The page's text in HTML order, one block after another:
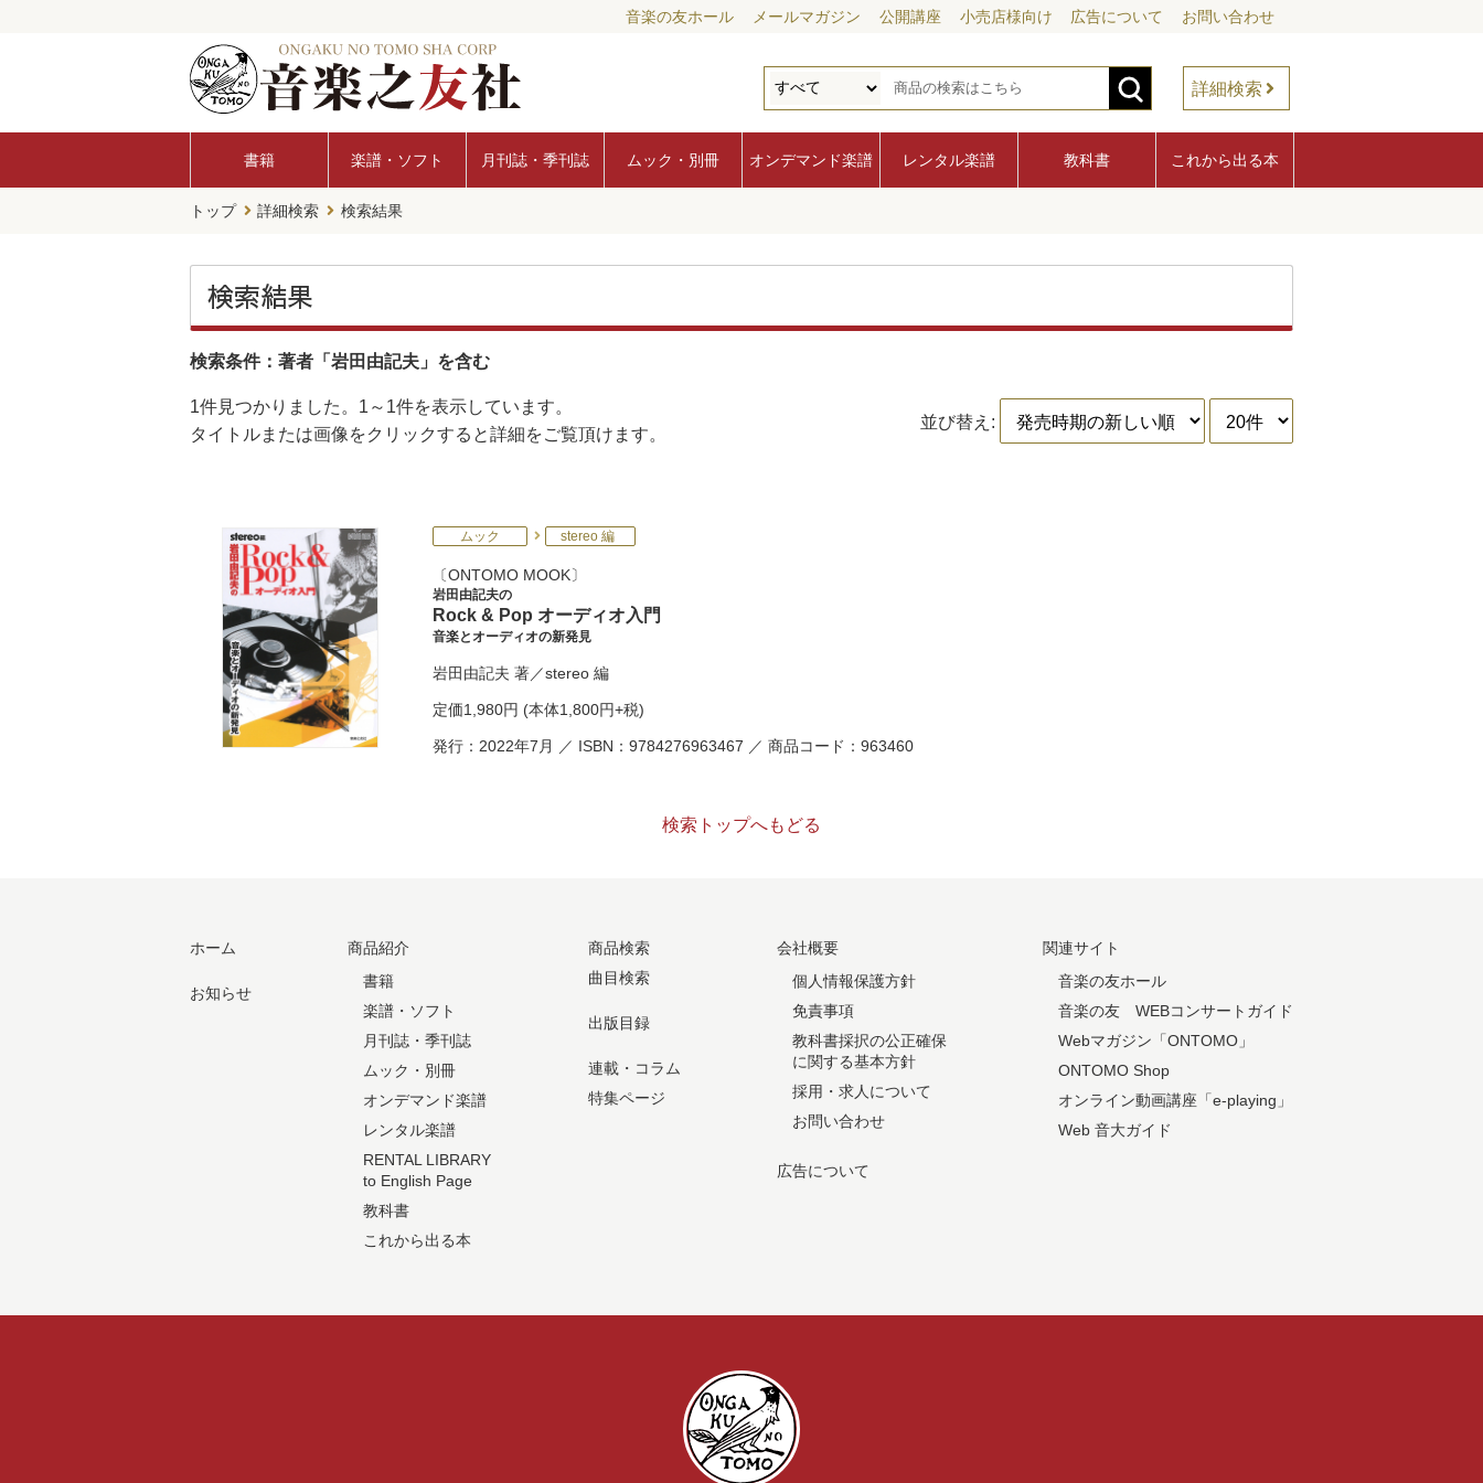
音楽の友ホール メールマガジン 公開講座 小売店様向け 広告について お問い合わせ
詳細検索
書籍 楽譜・ソフト 月刊誌・季刊誌 ムック・別冊 オンデマンド楽譜 レンタル楽譜 教科書 これから出る本
トップ 詳細検索 検索結果
検索結果
検索条件：著者「岩田由記夫」を含む
1件見つかりました。 1～1件を表示しています。
タイトルまたは画像をクリックすると詳細をご覧頂けます。
並び替え:
ムック stereo 編
ONTOMO MOOK
岩田由記夫の
Rock & Pop オーディオ入門
音楽とオーディオの新発見
岩田由記夫 著／stereo 編
定価1,980円 (本体1,800円+税)
発行：2022年7月 ／ ISBN：9784276963467 ／ 商品コード：963460
検索トップへもどる
ホーム
お知らせ
商品紹介
書籍
楽譜・ソフト
月刊誌・季刊誌
ムック・別冊
オンデマンド楽譜
レンタル楽譜
RENTAL LIBRARY
to English Page
教科書
これから出る本
商品検索
曲目検索
出版目録
連載・コラム
特集ページ
会社概要
個人情報保護方針
免責事項
教科書採択の公正確保
に関する基本方針
採用・求人について
お問い合わせ
広告について
関連サイト
音楽の友ホール
音楽の友 WEBコンサートガイド
Webマガジン「ONTOMO」
ONTOMO Shop
オンライン動画講座「e-playing」
Web 音大ガイド